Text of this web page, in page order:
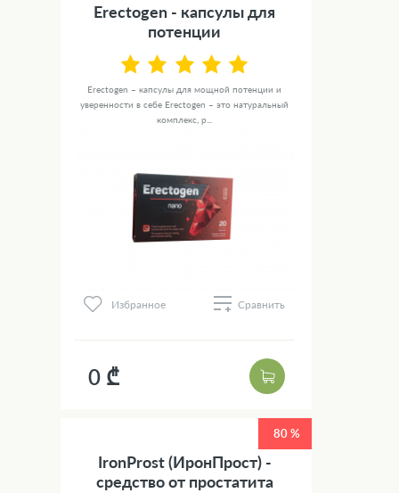
Erectogen - капсулы для
потенции
Erectogen – капсулы для мощной потенции и
уверенности в себе Erectogen – это натуральный
комплекс, р...
Избранное Сравнить
0 ₾
80 %
IronProst (ИронПрост) -
средство от простатита